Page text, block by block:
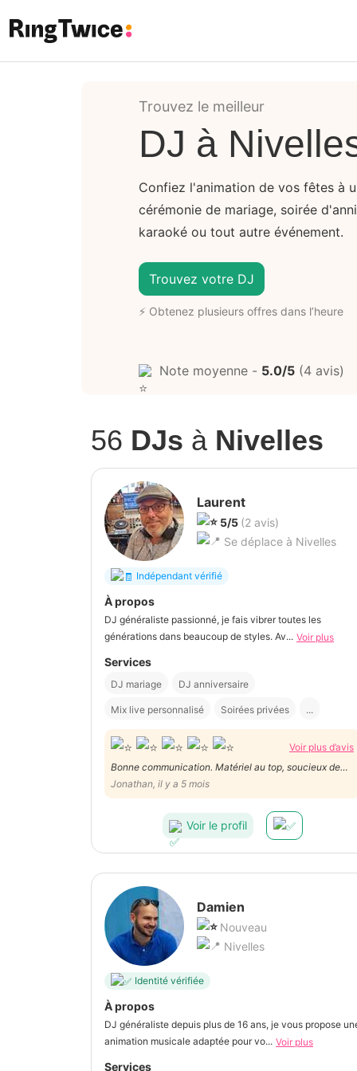
Trouvez le meilleur
DJ à
Confiez l'animation de vos fêtes à
cérémonie de mariage, soirée
karaoké ou tout autre événement.
Trouvez votre DJ
⚡ Obtenez plusieurs offres dans l’heure
Note moyenne - 5.0/5 (4 avis)
56 DJs à Nivelles
Laurent
5/5 (2 avis)
Se déplace à Nivelles
Indépendant vérifié
À propos
DJ généraliste passionné, je fais vibrer toutes les
générations dans beaucoup de styles. Av... Voir plus
Services
DJ mariage DJ anniversaire
Mix live personnalisé Soirées privées ...
Voir plus d’avis
Bonne communication. Matériel au top, soucieux de
faire passer une belle soirée et d assurer une bonne
ambiance. Système de qr code pour laisser les
personnes faire leurs propositions de musique.
Franchement au top !!! Merci
Jonathan, il y a 5 mois
Voir le profil
Damien
Nouveau
Nivelles
Identité vérifiée
À propos
DJ généraliste depuis plus de 16 ans, je vous propose
animation musicale adaptée pour vo... Voir plus
Services